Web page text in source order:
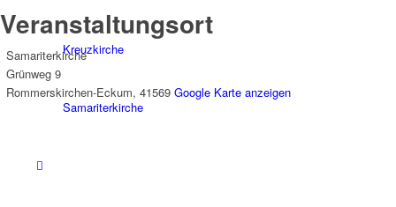
Kreuzkirche
Samariterkirche
Veranstaltungsort
Samariterkirche
Grünweg 9
Rommerskirchen-Eckum, 41569 Google Karte anzeigen